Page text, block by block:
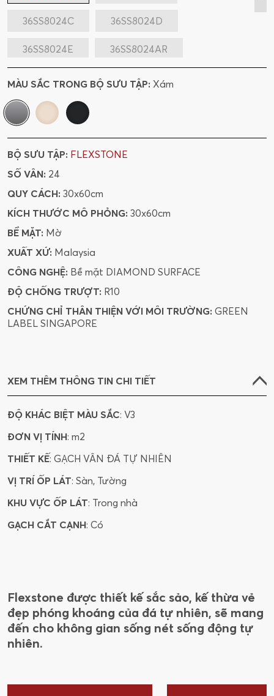
36SS8024C 36SS8024D
36SS8024E 36SS8024AR
36SS8024BR 36SS8024CR
36SS8024DR
60YS8024C 60YS8024D
60YS8024E
MÀU SẮC TRONG BỘ SƯU TẬP: Xám
BỘ SƯU TẬP: FLEXSTONE
SỐ VÂN: 24
QUY CÁCH: 30x60cm
KÍCH THƯỚC MÔ PHỎNG: 30x60cm
BỀ MẶT: Mờ
XUẤT XỨ: Malaysia
CÔNG NGHỆ: Bề mặt DIAMOND SURFACE
ĐỘ CHỐNG TRƯỢT: R10
CHỨNG CHỈ THÂN THIỆN VỚI MÔI TRƯỜNG: GREEN
LABEL SINGAPORE
XEM THÊM THÔNG TIN CHI TIẾT
ĐỘ KHÁC BIỆT MÀU SẮC: V3
ĐƠN VỊ TÍNH: m2
THIẾT KẾ: GẠCH VÂN ĐÁ TỰ NHIÊN
VỊ TRÍ ỐP LÁT: Sàn, Tường
KHU VỰC ỐP LÁT: Trong nhà
GẠCH CẮT CẠNH: Có
Flexstone được thiết kế sắc sảo, kế thừa vẻ
đẹp phóng khoáng của đá tự nhiên, sẽ mang
đến cho không gian sống nét sống động tự
nhiên.